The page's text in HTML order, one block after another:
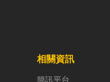
這時，車床子
相關資訊
簡訊平台